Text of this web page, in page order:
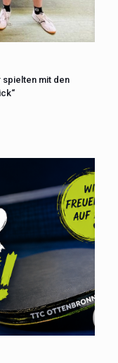
spielten mit den